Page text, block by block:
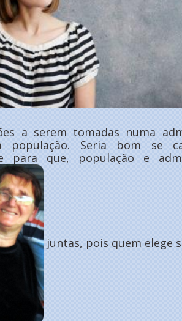
a serem tomadas numa
população. Seria bom se
para que, população e
juntas, pois quem elege